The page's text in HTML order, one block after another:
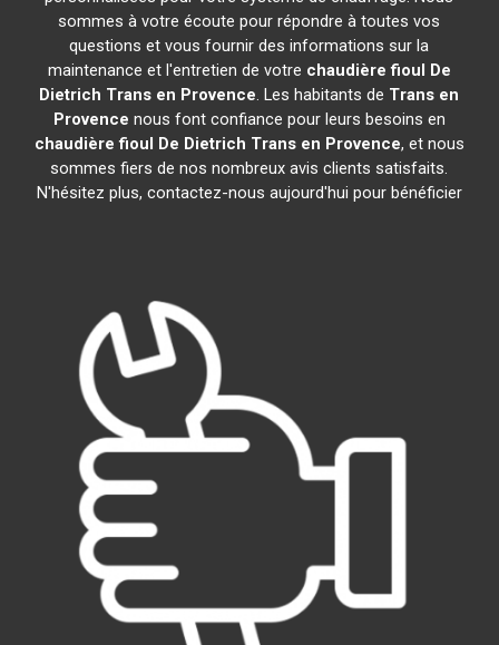
sommes à votre écoute pour répondre à toutes vos
questions et vous fournir des informations sur la
maintenance et l'entretien de votre chaudière fioul De
Dietrich Trans en Provence. Les habitants de Trans en
Provence nous font confiance pour leurs besoins en
chaudière fioul De Dietrich Trans en Provence, et nous
sommes fiers de nos nombreux avis clients satisfaits.
N'hésitez plus, contactez-nous aujourd'hui pour bénéficier